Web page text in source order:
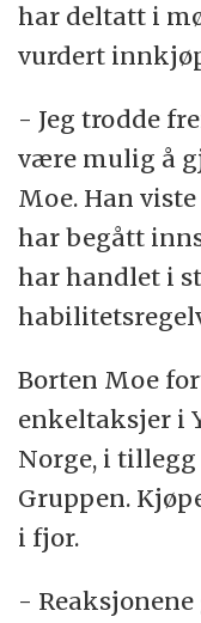
har deltatt i
vurdert
- Jeg trodde
være mulig å
Moe. Han
har begått
har handlet i
Borten Moe
enkeltaksjer i
Norge, i
Gruppen.
i fjor.
-